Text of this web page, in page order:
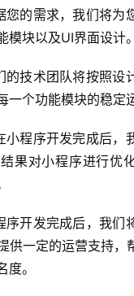
您的需求，我们将为
模块以及UI界面设计。
的技术团队将按照设
一个功能模块的稳定
小程序开发完成后，
果对小程序进行优
序开发完成后，我们
供一定的运营支持，
。